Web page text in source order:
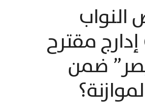
النواب
مقترح
ضمن